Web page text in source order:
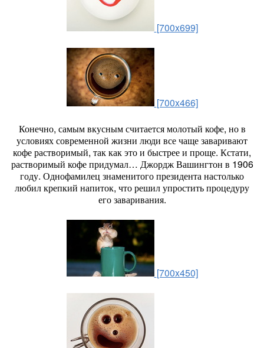
[700x699]
[700x466]
Конечно, самым вкусным считается молотый кофе, но в
условиях современной жизни люди все чаще заваривают
кофе растворимый, так как это и быстрее и проще. Кстати,
растворимый кофе придумал… Джордж Вашингтон в 1906
году. Однофамилец знаменитого президента настолько
любил крепкий напиток, что решил упростить процедуру
его заваривания.
[700x450]